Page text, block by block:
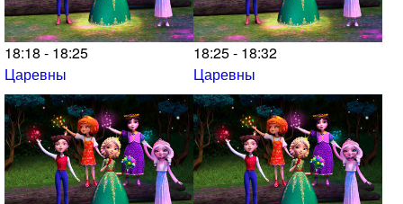
18:18 - 18:25
Царевны
18:25 - 18:32
Царевны